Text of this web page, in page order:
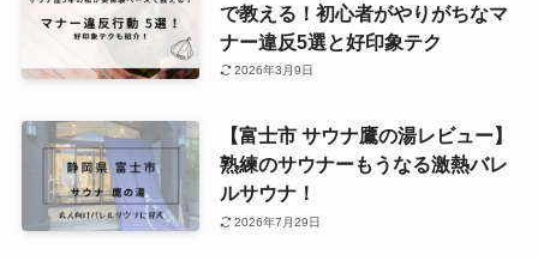
で教える！初心者がやりがちなマ
ナー違反5選と好印象テク
2026年3月9日
【富士市 サウナ鷹の湯レビュー】
熟練のサウナーもうなる激熱バレ
ルサウナ！
2026年7月29日